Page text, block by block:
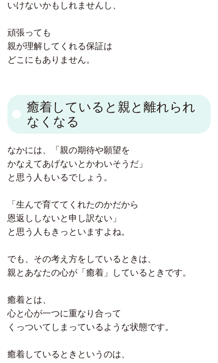
いけないかもしれませんし、
頑張っても
親が理解してくれる保証は
どこにもありません。
癒着していると親と離れられ
なくなる
なかには、「親の期待や願望を
かなえてあげないとかわいそうだ」
と思う人もいるでしょう。
「生んで育ててくれたのかだから
恩返ししないと申し訳ない」
と思う人もきっといますよね。
でも、その考え方をしているときは、
親とあなたの心が「癒着」しているときです。
癒着とは、
心と心が一つに重なり合って
くっついてしまっているような状態です。
癒着しているときというのは、